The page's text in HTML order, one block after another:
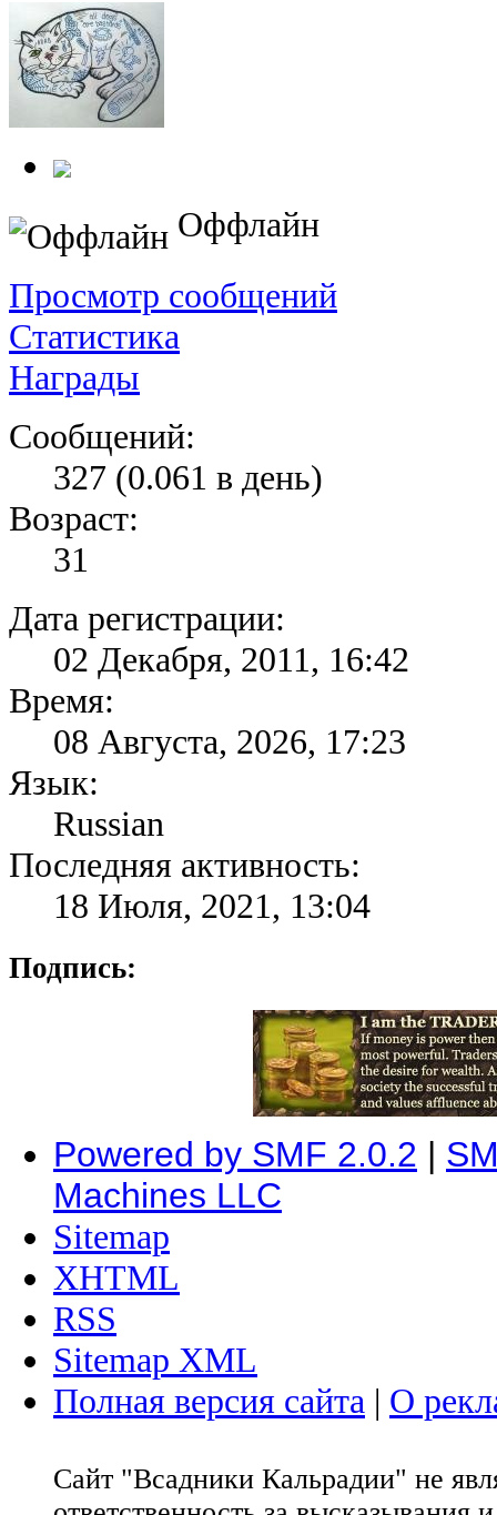
Оффлайн
Просмотр сообщений
Статистика
Награды
Сообщений:
327 (0.061 в день)
Возраст:
31
Дата регистрации:
02 Декабря, 2011, 16:42
Время:
08 Августа, 2026, 17:23
Язык:
Russian
Последняя активность:
18 Июля, 2021, 13:04
Подпись:
Powered by SMF 2.0.2 |
Machines LLC
Sitemap
XHTML
RSS
Sitemap XML
Полная версия сайта | О
Сайт "Всадники Кальрадии" не